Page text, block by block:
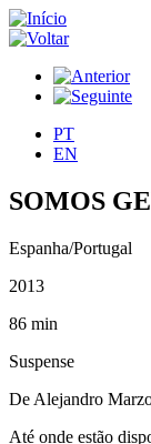
PT
EN
SOMOS
Espanha/Portugal
2013
86 min
Suspense
De Alejandro
Até onde estão